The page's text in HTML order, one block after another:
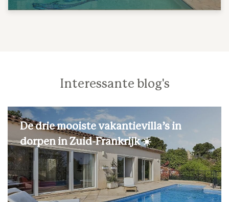
Interessante blog's
De drie mooiste vakantievilla’s in
dorpen in Zuid-Frankrijk ☀️